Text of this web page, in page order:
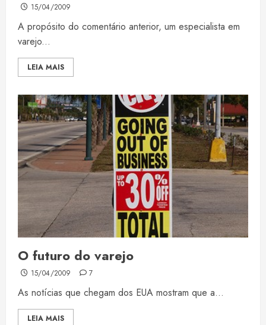
15/04/2009
A propósito do comentário anterior, um especialista em
varejo...
LEIA MAIS
O futuro do varejo
15/04/2009 7
As notícias que chegam dos EUA mostram que a...
LEIA MAIS